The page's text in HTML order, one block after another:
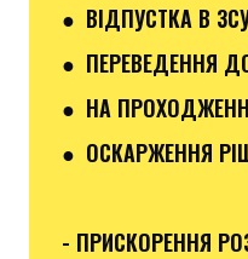
● ВІДПУСТКА В
● ПЕРЕВЕДЕННЯ
● НА
● ОСКАРЖЕННЯ
- ПРИСКОРЕННЯ